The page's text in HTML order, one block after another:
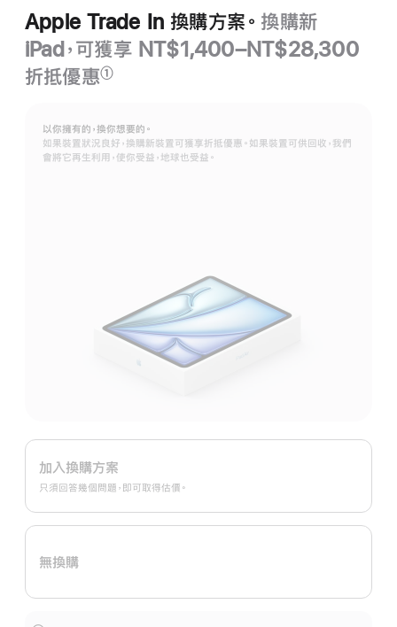
Apple Trade In 換購方案。 換購新
iPad，可獲享 NT$1,400–NT$28,300
折抵優惠①
以你擁有的，換你想要的。
如果裝置狀況良好，換購新裝置可獲享折抵優惠。如果裝置可供回收，我們
會將它再生利用，使你受益，地球也受益。
Apple Trade In
方
案。
加入換購方案
只須回答幾個問題，即可取得估價。
無換購